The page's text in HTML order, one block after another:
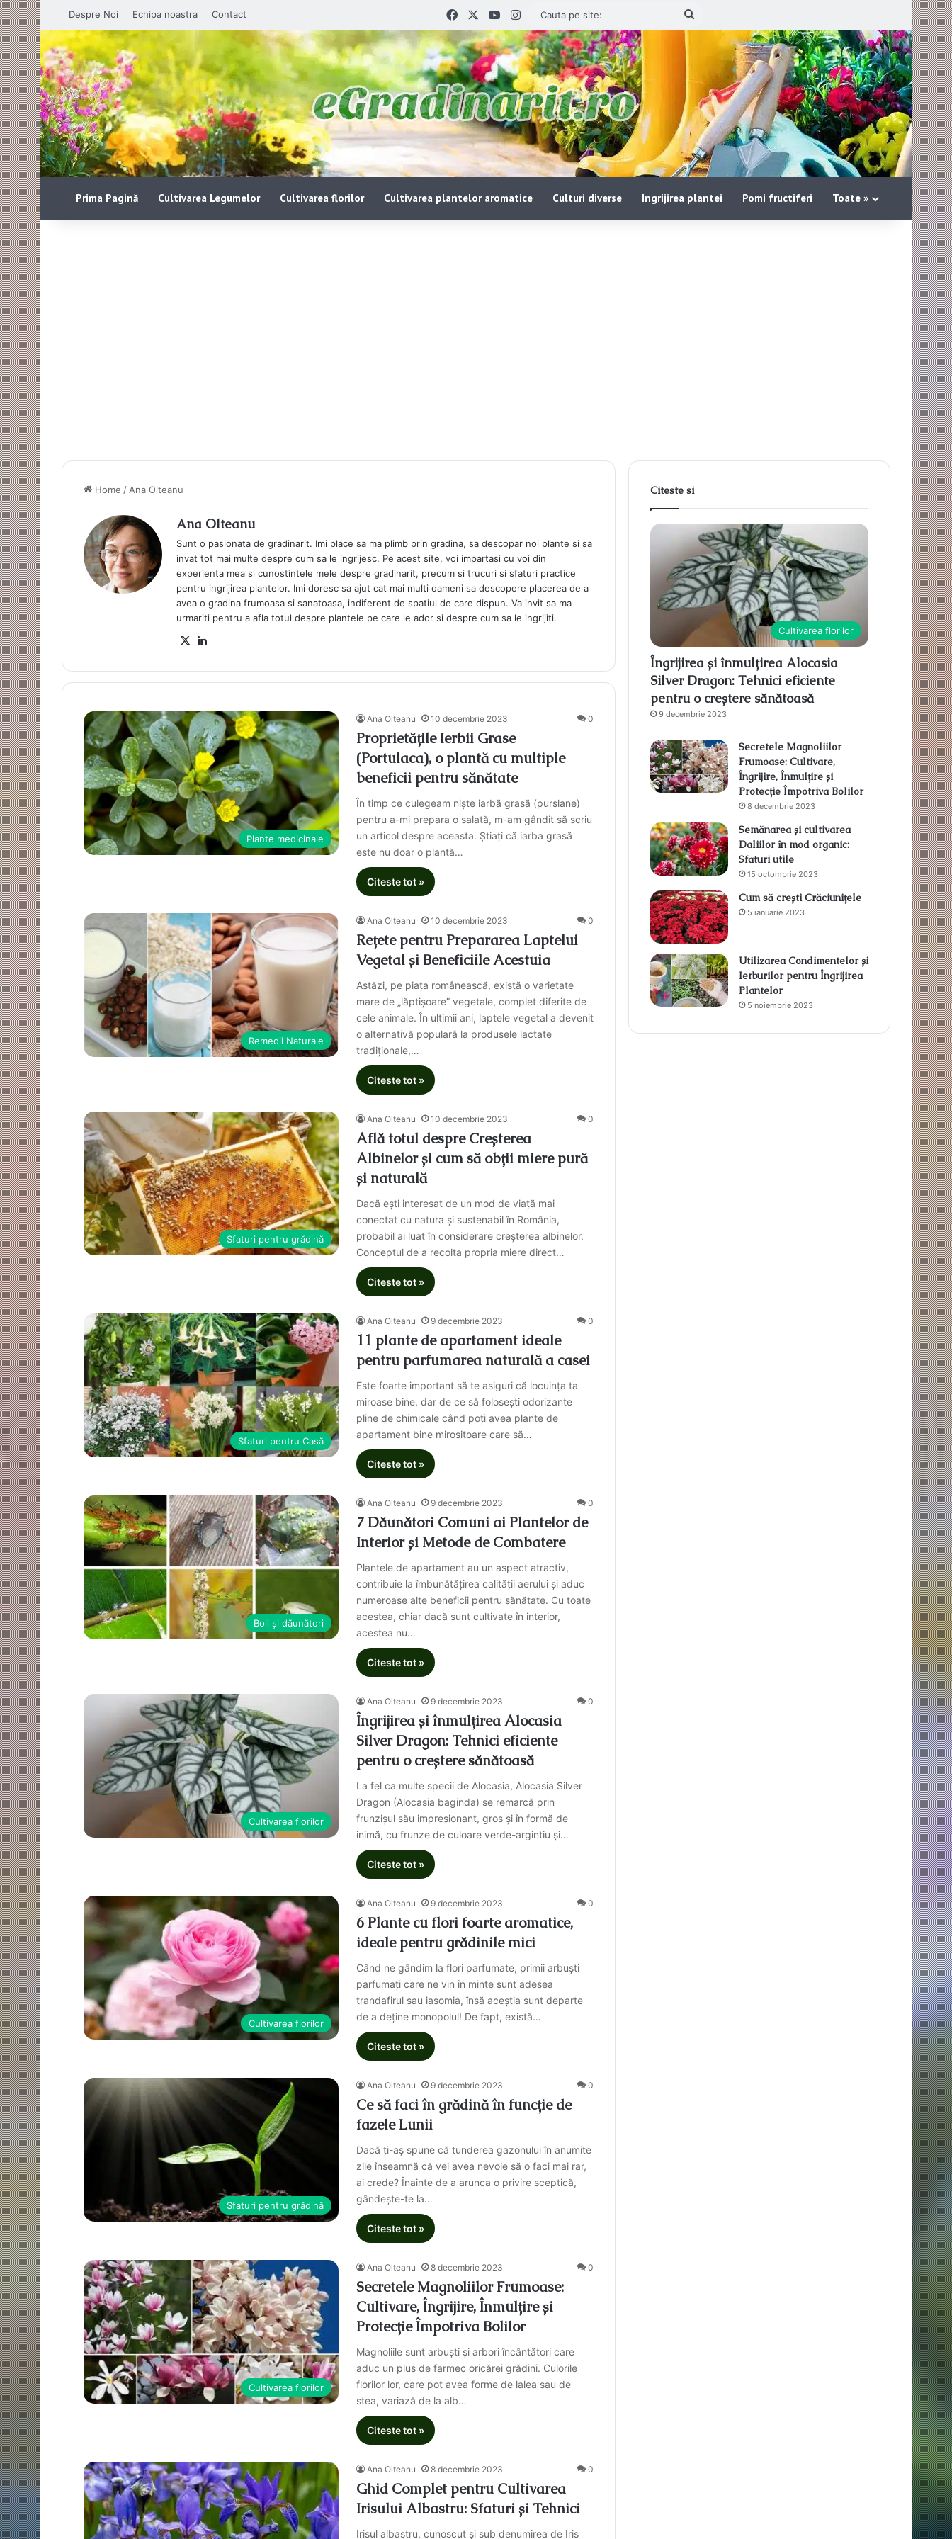
Despre Noi Echipa noastra Contact FacebookYouTube
Instagram
Cauta
Prima Pagină Cultivarea Legumelor Cultivarea florilor Cultivarea plantelor aromatice Culturi diverse Ingrijirea plantei Pomi fructiferi Toate »
Home / Ana Olteanu
Ana Olteanu
Sunt o pasionata de gradinarit. Imi place sa ma plimb prin gradina, sa descopar noi plante si sa
invat tot mai multe despre cum sa le ingrijesc. Pe acest site, voi impartasi cu voi din
experienta mea si cunostintele mele despre gradinarit, precum si trucuri si sfaturi practice
pentru ingrijirea plantelor. Imi doresc sa ajut cat mai multi oameni sa descopere placerea de a
avea o gradina frumoasa si sanatoasa, indiferent de spatiul de care dispun. Va invit sa ma
urmariti pentru a afla totul despre plantele pe care le ador si despre cum sa le ingrijiti.
X
Plante medicinale
Ana Olteanu 10 decembrie 2023 0
Proprietățile Ierbii Grase
(Portulaca), o plantă cu multiple
beneficii pentru sănătate
În timp ce culegeam niște iarbă grasă (purslane)
pentru a-mi prepara o salată, m-am gândit să scriu
un articol despre aceasta. Știați că iarba grasă
este nu doar o plantă…
Citeste tot »
Remedii Naturale
Ana Olteanu 10 decembrie 2023 0
Rețete pentru Prepararea Laptelui
Vegetal și Beneficiile Acestuia
Astăzi, pe piața românească, există o varietate
mare de „lăptișoare” vegetale, complet diferite de
cele animale. În ultimii ani, laptele vegetal a devenit
o alternativă populară la produsele lactate
tradiționale,…
Citeste tot »
Sfaturi pentru grădină
Ana Olteanu 10 decembrie 2023 0
Află totul despre Creșterea
Albinelor și cum să obții miere pură
și naturală
Dacă ești interesat de un mod de viață mai
conectat cu natura și sustenabil în România,
probabil ai luat în considerare creșterea albinelor.
Conceptul de a recolta propria miere direct…
Citeste tot »
Sfaturi pentru Casă
Ana Olteanu 9 decembrie 2023 0
11 plante de apartament ideale
pentru parfumarea naturală a casei
Este foarte important să te asiguri că locuința ta
miroase bine, dar de ce să folosești odorizante
pline de chimicale când poți avea plante de
apartament bine mirositoare care să…
Citeste tot »
Boli și dăunători
Ana Olteanu 9 decembrie 2023 0
7 Dăunători Comuni ai Plantelor de
Interior și Metode de Combatere
Plantele de apartament au un aspect atractiv,
contribuie la îmbunătățirea calității aerului și aduc
numeroase alte beneficii pentru sănătate. Cu toate
acestea, chiar dacă sunt cultivate în interior,
acestea nu…
Citeste tot »
Cultivarea florilor
Ana Olteanu 9 decembrie 2023 0
Îngrijirea și înmulțirea Alocasia
Silver Dragon: Tehnici eficiente
pentru o creștere sănătoasă
La fel ca multe specii de Alocasia, Alocasia Silver
Dragon (Alocasia baginda) se remarcă prin
frunzișul său impresionant, gros și în formă de
inimă, cu frunze de culoare verde-argintiu și…
Citeste tot »
Cultivarea florilor
Ana Olteanu 9 decembrie 2023 0
6 Plante cu flori foarte aromatice,
ideale pentru grădinile mici
Când ne gândim la flori parfumate, primii arbuști
parfumați care ne vin în minte sunt adesea
trandafirul sau iasomia, însă aceștia sunt departe
de a deține monopolul! De fapt, există…
Citeste tot »
Sfaturi pentru grădină
Ana Olteanu 9 decembrie 2023 0
Ce să faci în grădină în funcție de
fazele Lunii
Dacă ți-aș spune că tunderea gazonului în anumite
zile înseamnă că vei avea nevoie să o faci mai rar,
ai crede? Înainte de a arunca o privire sceptică,
gândește-te la…
Citeste tot »
Cultivarea florilor
Ana Olteanu 8 decembrie 2023 0
Secretele Magnoliilor Frumoase:
Cultivare, Îngrijire, Înmulțire și
Protecție Împotriva Bolilor
Magnoliile sunt arbuști și arbori încântători care
aduc un plus de farmec oricărei grădini. Culorile
florilor lor, care pot avea forme de lalea sau de
stea, variază de la alb…
Citeste tot »
Ana Olteanu 8 decembrie 2023 0
Ghid Complet pentru Cultivarea
Irisului Albastru: Sfaturi și Tehnici
Irisul albastru, cunoscut și sub denumirea de Iris
Citeste si
Cultivarea florilor
Îngrijirea și înmulțirea Alocasia
Silver Dragon: Tehnici eficiente
pentru o creștere sănătoasă
9 decembrie 2023
Secretele Magnoliilor
Frumoase: Cultivare,
Îngrijire, Înmulțire și
Protecție Împotriva Bolilor
8 decembrie 2023
Semănarea și cultivarea
Daliilor în mod organic:
Sfaturi utile
15 octombrie 2023
Cum să crești Crăciunițele
5 ianuarie 2023
Utilizarea Condimentelor și
Ierburilor pentru Îngrijirea
Plantelor
5 noiembrie 2023